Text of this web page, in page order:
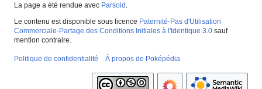
La page a été rendue avec Parsoid
Le contenu est disponible sous licence Paternité-Pas d'Utilisation
Commerciale-Partage des Conditions Initiales à l'Identique 3.0 sauf
mention contraire.
Politique de confidentialité À propos de Poképédia